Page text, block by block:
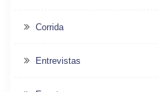
Corrida
Entrevistas